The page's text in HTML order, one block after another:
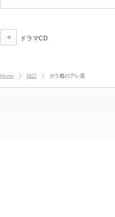
ドラマCD
Home 雑記 ガラ艦のアレ度